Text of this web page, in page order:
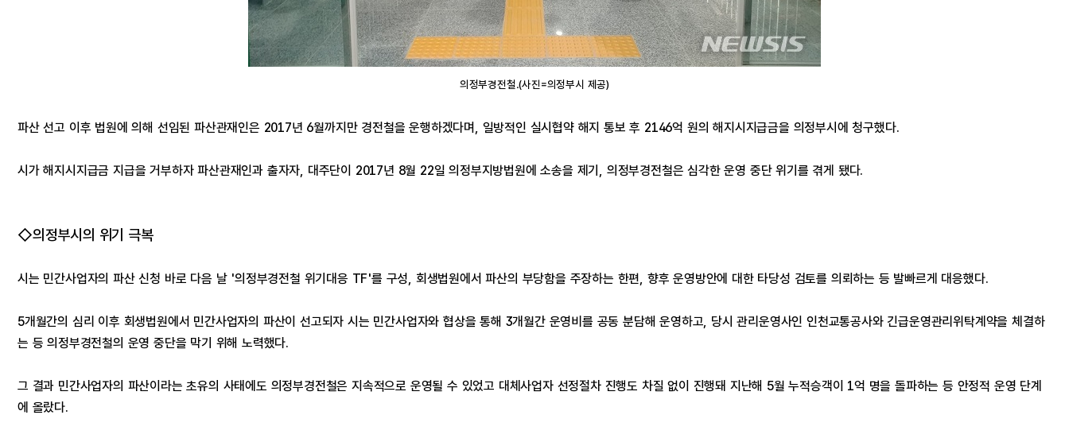
의정부경전철.(사진=의정부시 제공)
파산 선고 이후 법원에 의해 선임된 파산관재인은 2017년 6월까지만 경전철을 운행하겠다며, 일방적인 실시협약 해지 통보 후 2146억 원의 해지시지급금을 의정부시에 청구했다.
시가 해지시지급금 지급을 거부하자 파산관재인과 출자자, 대주단이 2017년 8월 22일 의정부지방법원에 소송을 제기, 의정부경전철은 심각한 운영 중단 위기를 겪게 됐다.
◇의정부시의 위기 극복
시는 민간사업자의 파산 신청 바로 다음 날 '의정부경전철 위기대응 TF'를 구성, 회생법원에서 파산의 부당함을 주장하는 한편, 향후 운영방안에 대한 타당성 검토를 의뢰하는 등 발빠르게 대응했다.
5개월간의 심리 이후 회생법원에서 민간사업자의 파산이 선고되자 시는 민간사업자와 협상을 통해 3개월간 운영비를 공동 분담해 운영하고, 당시 관리운영사인 인천교통공사와 긴급운영관리위탁계약을 체결하
는 등 의정부경전철의 운영 중단을 막기 위해 노력했다.
그 결과 민간사업자의 파산이라는 초유의 사태에도 의정부경전철은 지속적으로 운영될 수 있었고 대체사업자 선정절차 진행도 차질 없이 진행돼 지난해 5월 누적승객이 1억 명을 돌파하는 등 안정적 운영 단계
에 올랐다.